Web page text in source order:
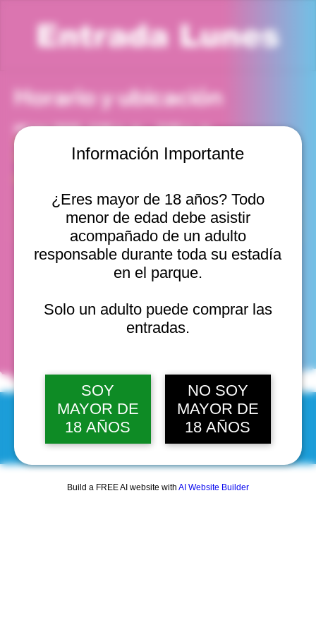
Información Importante
¿Eres mayor de 18 años? Todo
menor de edad debe asistir
acompañado de un adulto
responsable durante toda su estadía
en el parque.
Solo un adulto puede comprar las
entradas.
SOY
MAYOR DE
18 AÑOS
NO SOY
MAYOR DE
18 AÑOS
Build a FREE AI website with AI Website Builder
Entrada Lunes
Horario y ubicación
08 jun 2026, 4:00 p. m. – 5:00 p. m.
Viña del Mar, Cam. Internacional 2440, Viña del Mar,
Valparaíso, Chile
lun, 10 ago, 10:00 a. m.
lun, 10 ago, 11:00 a. m.
lun, 10 ago, 12:00 p. m.
Ver 20
fechas
© 2025 by Scantastic.